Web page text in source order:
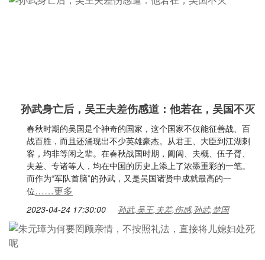
孙武身亡后，吴王夫差伤感道：他若在，吴国不灭
春秋时期的吴国是个神奇的国家，这个国家不仅能征善战、百
战百胜，而且还涌现出不少英雄豪杰。从君王、大臣到江湖刺
客，均非等闲之辈。在春秋战国时期，阖闾、夫概、伍子胥、
夫差、专诸等人，均在中国的历史上添上了浓墨重彩的一笔。
而作为“军队首脑”的孙武，又是吴国诸贤中成就最高的一
位……更多
2023-04-24 17:30:00 孙武,吴王,夫差,伤感,孙武,楚国